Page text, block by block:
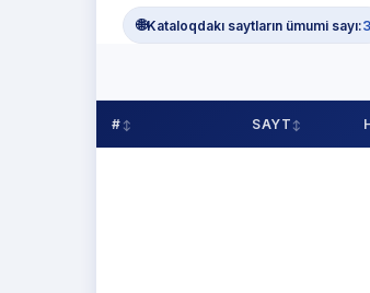
🌐Kataloqdakı saytların ümumi sayı:3
# SAYT